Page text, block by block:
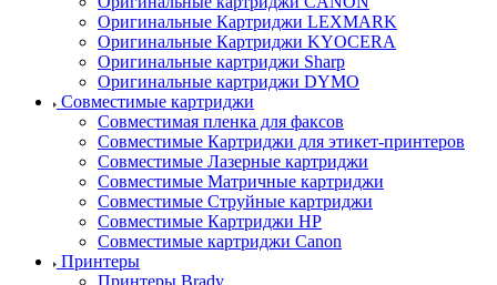
Оригинальные Картриджи LEXMARK
Оригинальные Картриджи KYOCERA
Оригинальные картриджи Sharp
Оригинальные картриджи DYMO
Совместимые картриджи
Совместимая пленка для факсов
Совместимые Картриджи для этикет-принтеров
Совместимые Лазерные картриджи
Совместимые Матричные картриджи
Совместимые Струйные картриджи
Совместимые Картриджи HP
Совместимые картриджи Canon
Принтеры
Принтеры Brady